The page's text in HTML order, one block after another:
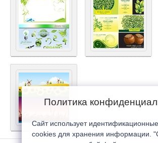
Политика
Сайт использует
cookies для хранения информации.